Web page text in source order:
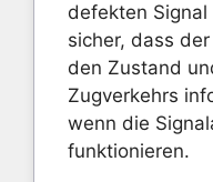
defekten
sicher, dass
den Zustand
Zugverkehrs
wenn die
funktionieren.